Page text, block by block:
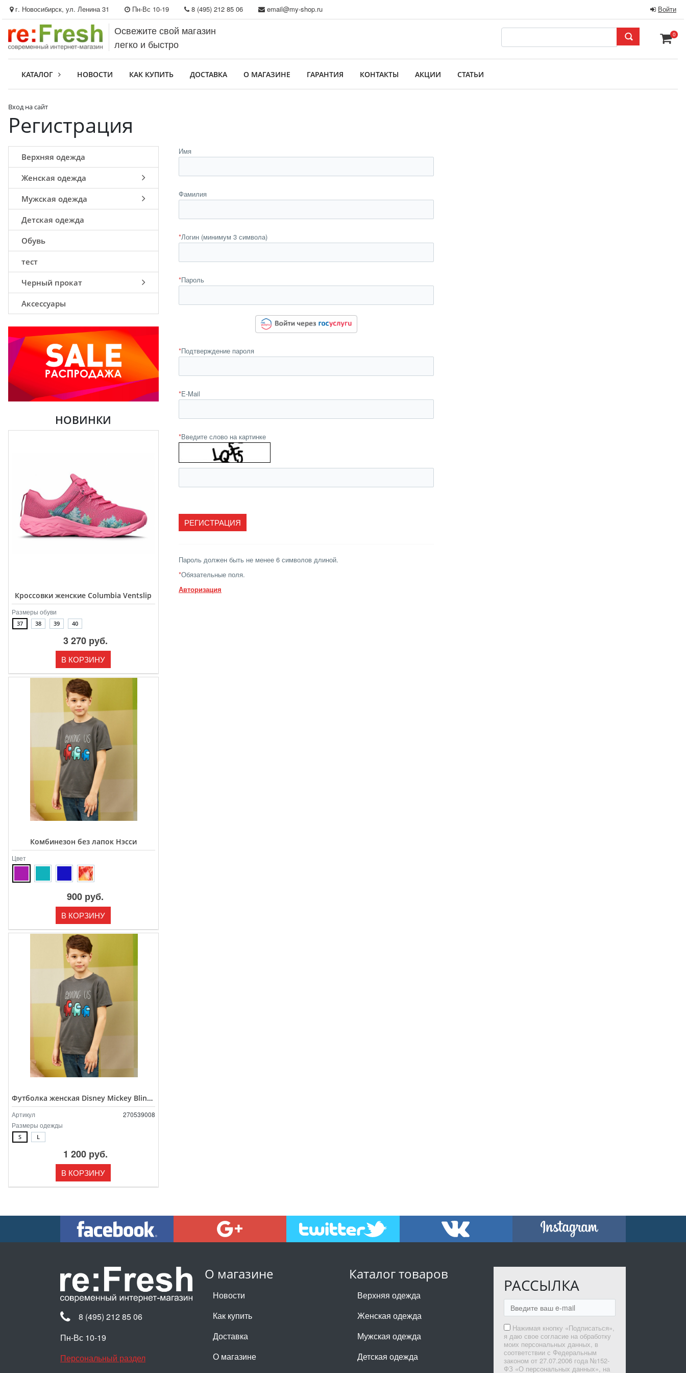
г. Новосибирск, ул. Ленина 31 Пн-Вс 10-19 8 (495) 212 85 06 email@my-shop.ru Войти
Освежите свой магазин
легко и быстро
0
КАТАЛОГ НОВОСТИ КАК КУПИТЬ ДОСТАВКА О МАГАЗИНЕ ГАРАНТИЯ КОНТАКТЫ АКЦИИ СТАТЬИ
Вход на сайт
Регистрация
Имя
Фамилия
*Логин (минимум 3 символа)
*Пароль
*Подтверждение пароля
*E-Mail
*Введите слово на картинке
Пароль должен быть не менее 6 символов длиной.
*Обязательные поля.
Авторизация
Верхняя одежда
Женская одежда
Мужская одежда
Детская одежда
Обувь
тест
Черный прокат
Аксессуары
НОВИНКИ
Кроссовки женские Columbia Ventslip
Размеры обуви
37 38 39 40
3 270 руб.
В КОРЗИНУ
Комбинезон без лапок Нэсси
Цвет
900 руб.
В КОРЗИНУ
Футболка женская Disney Mickey Blinking
Артикул
270539008
Размеры одежды
S L
1 200 руб.
В КОРЗИНУ
О магазине
Новости
Как купить
Доставка
О магазине
Каталог товаров
Верхняя одежда
Женская одежда
Мужская одежда
Детская одежда
РАССЫЛКА
Нажимая кнопку «Подписаться»,
я даю свое согласие на обработку
моих персональных данных, в
соответствии с Федеральным
законом от 27.07.2006 года №152-
ФЗ «О персональных данных», на
8 (495) 212 85 06
Пн-Вс 10-19
Персональный раздел